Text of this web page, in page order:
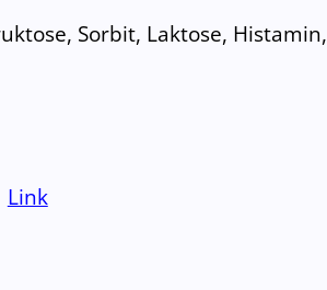
Sorbit, Laktose, Histamin,
Link